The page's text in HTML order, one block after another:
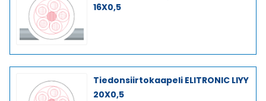
16X0,5
Tiedonsiirtokaapeli ELITRONIC LIYY
20X0,5